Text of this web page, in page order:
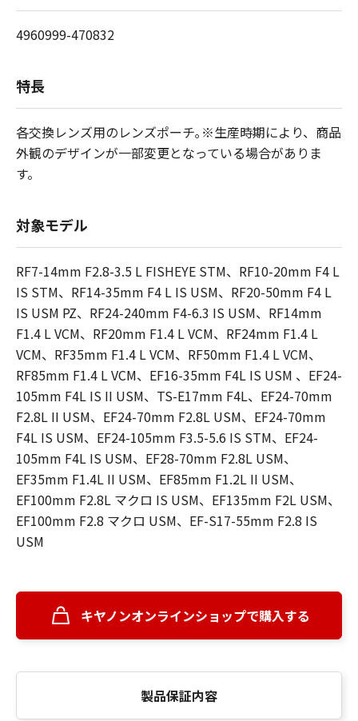
4960999-470832
特長
各交換レンズ用のレンズポーチ｡※生産時期により、商品
外観のデザインが一部変更となっている場合がありま
す。
対象モデル
RF7-14mm F2.8-3.5 L FISHEYE STM、RF10-20mm F4 L
IS STM、RF14-35mm F4 L IS USM、RF20-50mm F4 L
IS USM PZ、RF24-240mm F4-6.3 IS USM、RF14mm
F1.4 L VCM、RF20mm F1.4 L VCM、RF24mm F1.4 L
VCM、RF35mm F1.4 L VCM、RF50mm F1.4 L VCM、
RF85mm F1.4 L VCM、EF16-35mm F4L IS USM 、EF24-
105mm F4L IS II USM、TS-E17mm F4L、EF24-70mm
F2.8L II USM、EF24-70mm F2.8L USM、EF24-70mm
F4L IS USM、EF24-105mm F3.5-5.6 IS STM、EF24-
105mm F4L IS USM、EF28-70mm F2.8L USM、
EF35mm F1.4L II USM、EF85mm F1.2L II USM、
EF100mm F2.8L マクロ IS USM、EF135mm F2L USM、
EF100mm F2.8 マクロ USM、EF-S17-55mm F2.8 IS
USM
キヤノンオンラインショップで購入する
製品保証内容